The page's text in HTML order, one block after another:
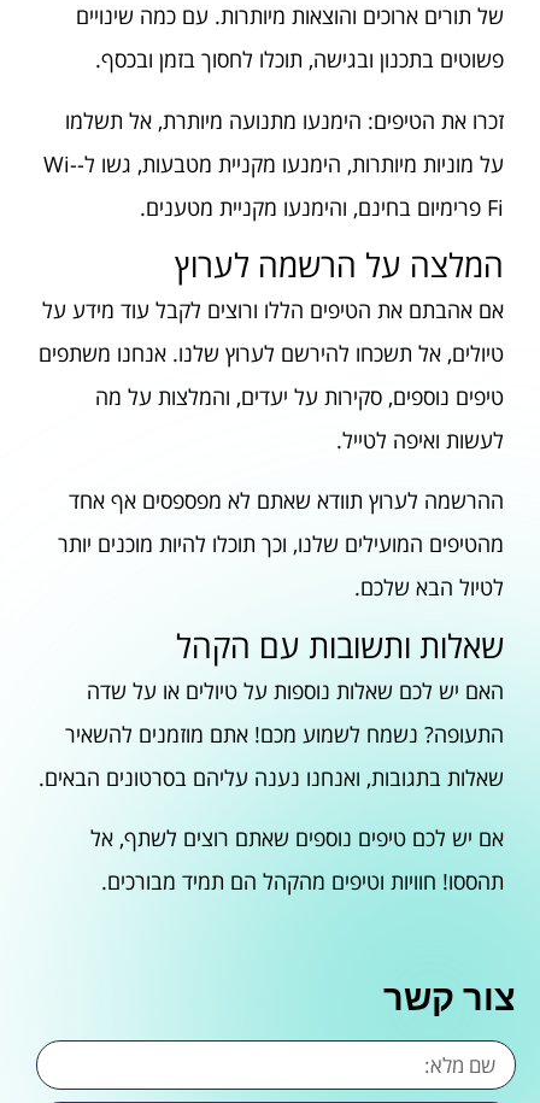
של תורים ארוכים והוצאות מיותרות. עם כמה שינויים
פשוטים בתכנון ובגישה, תוכלו לחסוך בזמן ובכסף.
זכרו את הטיפים: הימנעו מתנועה מיותרת, אל תשלמו
על מוניות מיותרות, הימנעו מקניית מטבעות, גשו ל-Wi-
Fi פרימיום בחינם, והימנעו מקניית מטענים.
המלצה על הרשמה לערוץ
אם אהבתם את הטיפים הללו ורוצים לקבל עוד מידע על
טיולים, אל תשכחו להירשם לערוץ שלנו. אנחנו משתפים
טיפים נוספים, סקירות על יעדים, והמלצות על מה
לעשות ואיפה לטייל.
ההרשמה לערוץ תוודא שאתם לא מפספסים אף אחד
מהטיפים המועילים שלנו, וכך תוכלו להיות מוכנים יותר
לטיול הבא שלכם.
שאלות ותשובות עם הקהל
האם יש לכם שאלות נוספות על טיולים או על שדה
התעופה? נשמח לשמוע מכם! אתם מוזמנים להשאיר
שאלות בתגובות, ואנחנו נענה עליהם בסרטונים הבאים.
אם יש לכם טיפים נוספים שאתם רוצים לשתף, אל
תהססו! חוויות וטיפים מהקהל הם תמיד מבורכים.
צור קשר